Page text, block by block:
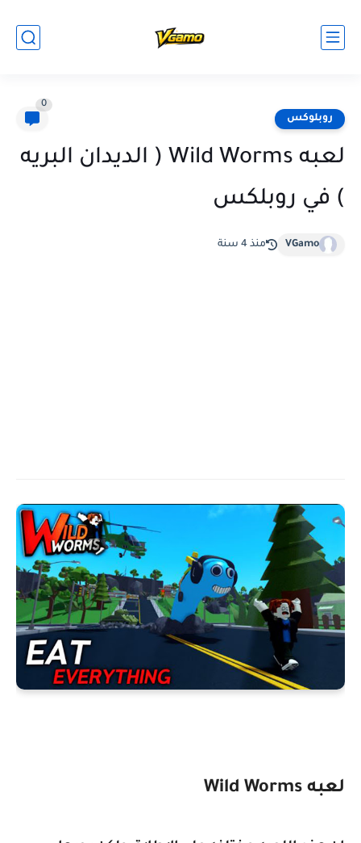
روبلوكس
0
لعبه Wild Worms ( الديدان البريه
) في روبلكس
VGamo منذ 4 سنة
لعبه Wild Worms